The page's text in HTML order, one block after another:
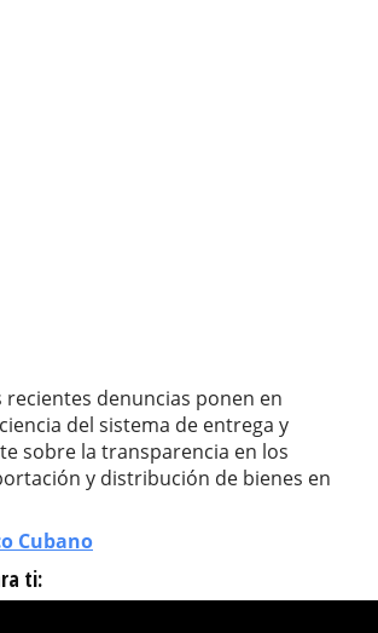
recientes denuncias ponen en
del sistema de entrega y
sobre la transparencia en los
y distribución de bienes en
Cubano
ti: